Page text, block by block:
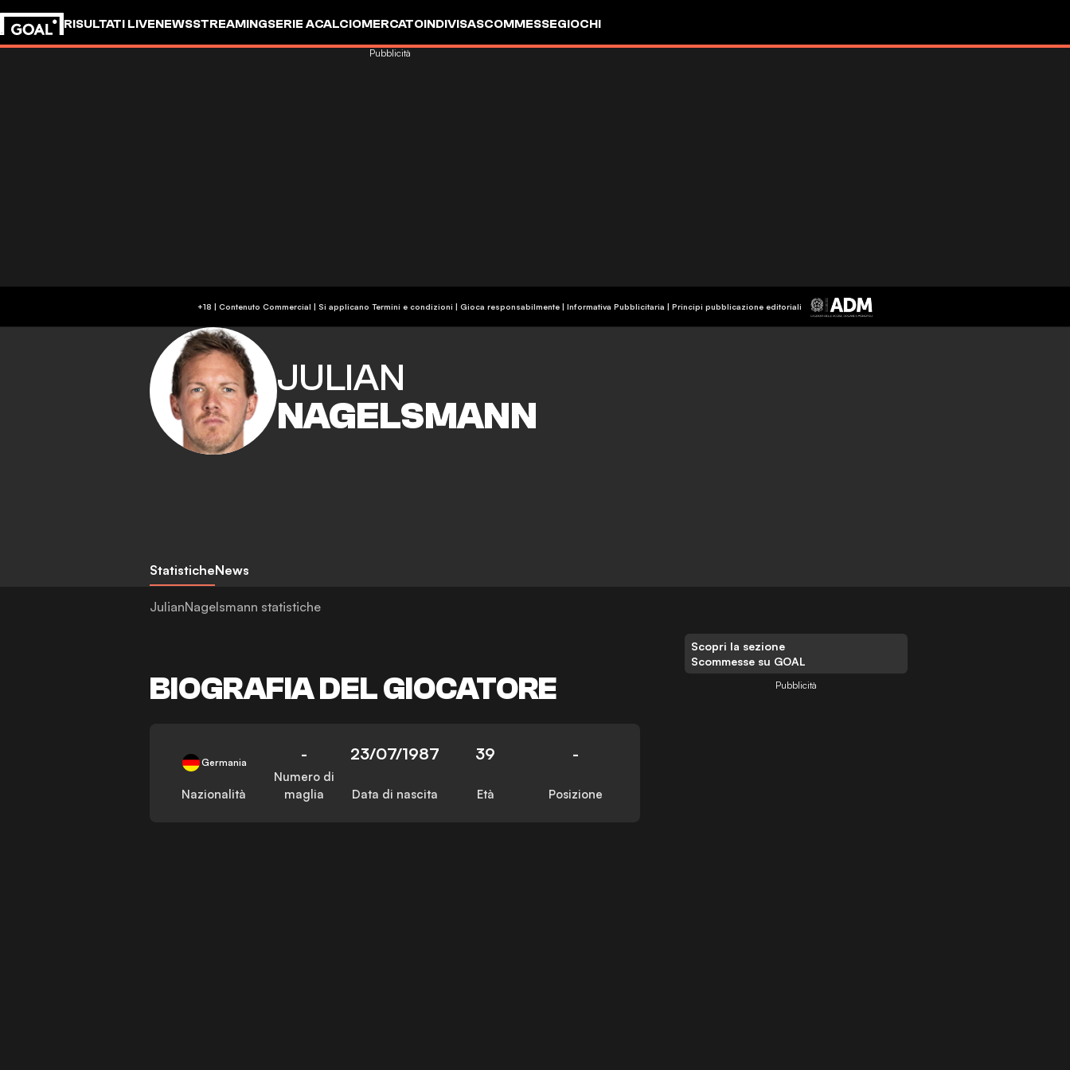
RISULTATI LIVENEWSSTREAMINGSERIE ACALCIOMERCATOINDIVISASCOMMESSEGIOCHI
+18 | Contenuto Commercial | Si applicano Termini e condizioni | Gioca responsabilmente| Informativa Pubblicitaria | Principi pubblicazione editoriali
Pubblicità
JULIAN
NAGELSMANN
StatisticheNews
JulianNagelsmann statistiche
BIOGRAFIA DEL GIOCATORE
Germania
Nazionalità
-
Numero di
maglia
23/07/1987
Data di nascita
39
Età
-
Posizione
Scopri la sezione
Scommesse su GOAL
Pubblicità